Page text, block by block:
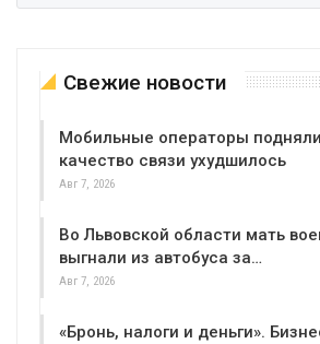
Свежие новости
Мобильные операторы
качество связи ухудшилось
Авг 7, 2026
Во Львовской области мать
выгнали из автобуса за…
Авг 7, 2026
«Бронь, налоги и деньги».